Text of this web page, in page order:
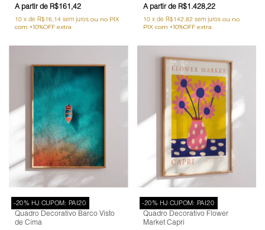
R$161,42
10 x de R$16,14 sem juros
R$1.428,22
10 x de R$142,82 sem juros
-20% HJ CUPOM: PAI20
Quadro Decorativo Barco Visto
de Cima
-20% HJ CUPOM: PAI20
Quadro Decorativo Flower
Market Capri